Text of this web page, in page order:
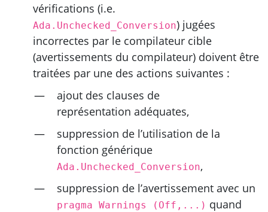
vérifications (i.e.
Ada.Unchecked_Conversion) jugées
incorrectes par le compilateur cible
(avertissements du compilateur) doivent être
traitées par une des actions suivantes :
ajout des clauses de
représentation adéquates,
suppression de l’utilisation de la
fonction générique
Ada.Unchecked_Conversion,
suppression de l’avertissement avec un
pragma Warnings (Off,...) quand